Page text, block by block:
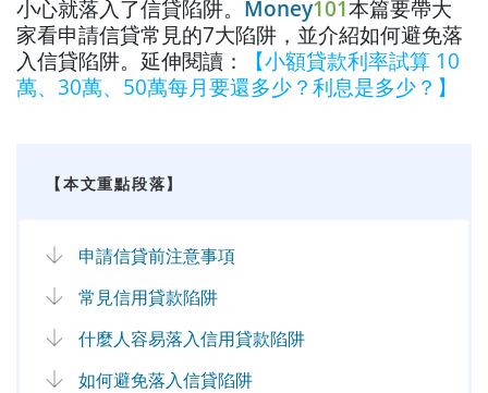
小心就落入了信貸陷阱。 Money101本篇要帶大
家看申請信貸常見的7大陷阱，並介紹如何避免落
入信貸陷阱。延伸閱讀：
【小額貸款利率試算 10
萬、30萬、50萬每月要還多少？利息是多少？】
【本文重點段落】
申請信貸前注意事項
常見信用貸款陷阱
什麼人容易落入信用貸款陷阱
如何避免落入信貸陷阱